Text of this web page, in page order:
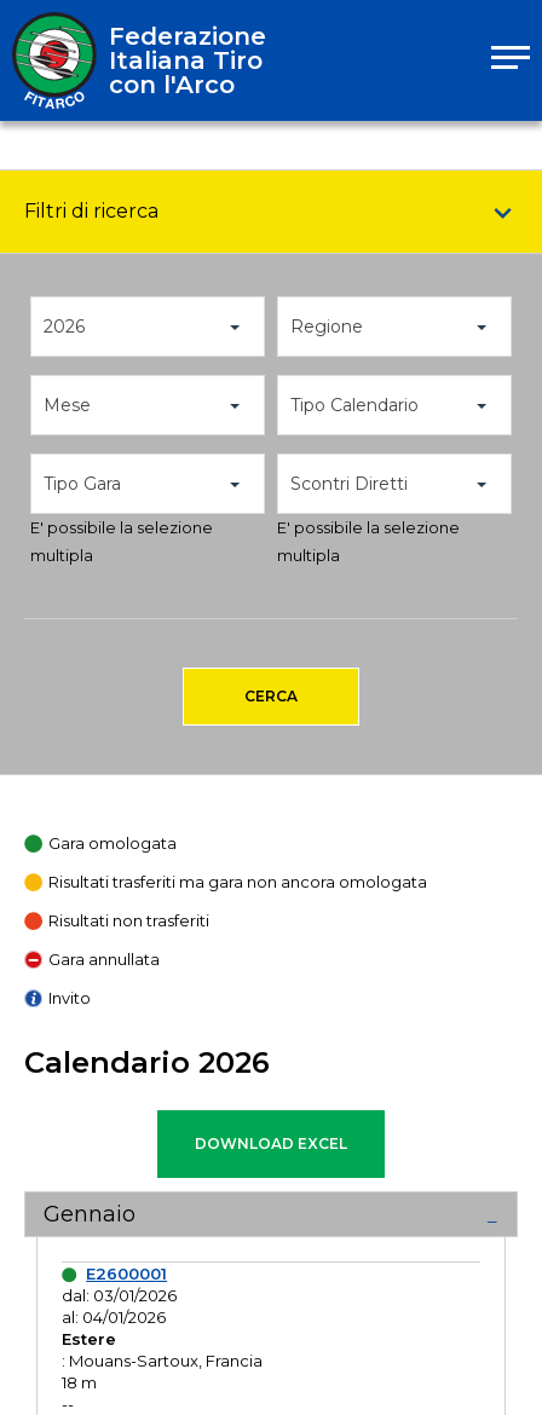
Federazione
Italiana Tiro
con l'Arco
Filtri di ricerca
2026 Regione
Mese Tipo Calendario
Tipo Gara
E' possibile la selezione
multipla
Scontri Diretti
E' possibile la selezione
multipla
CERCA
Gara omologata
Risultati trasferiti ma gara non ancora omologata
Risultati non trasferiti
Gara annullata
Invito
Calendario 2026
Gennaio
E2600001
dal: 03/01/2026
al: 04/01/2026
Estere
: Mouans-Sartoux, Francia
18 m
--